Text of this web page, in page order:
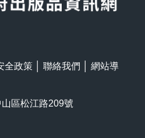
全政策 聯絡我們
網站導
區松江路209號